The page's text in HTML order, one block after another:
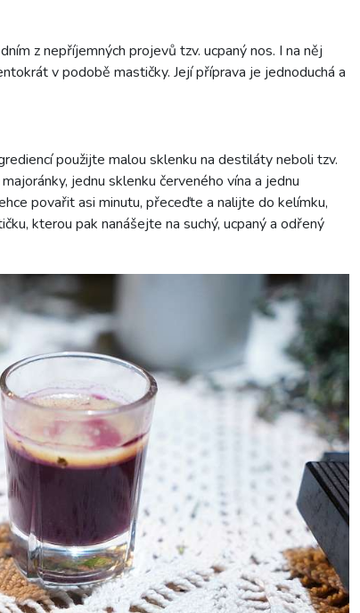
z nepříjemných projevů tzv. ucpaný nos. I na něj
v podobě mastičky. Její příprava je jednoduchá a
použijte malou sklenku na destiláty neboli tzv.
jednu sklenku červeného vína a jednu
povařit asi minutu, přeceďte a nalijte do kelímku,
kterou pak nanášejte na suchý, ucpaný a odřený